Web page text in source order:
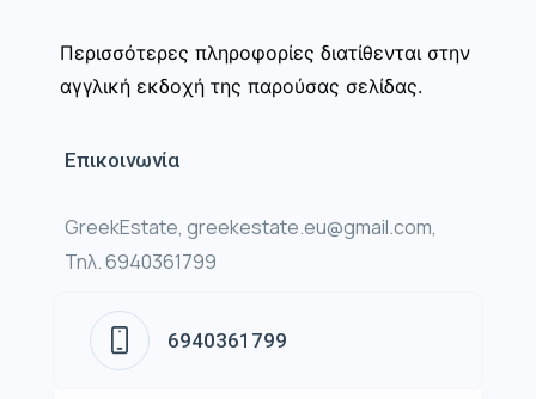
Περισσότερες πληροφορίες διατίθενται στην
αγγλική εκδοχή της παρούσας σελίδας.
Επικοινωνία
GreekEstate, greekestate.eu@gmail.com,
Τηλ. 6940361799
6940361799